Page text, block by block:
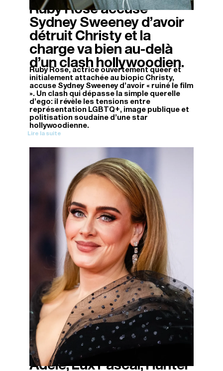
13/11/2025
Ruby Rose accuse
Sydney Sweeney d’avoir
détruit Christy et la
charge va bien au-delà
d’un clash hollywoodien.
Ruby Rose, actrice ouvertement queer et
initialement attachée au biopic Christy,
accuse Sydney Sweeney d'avoir « ruiné le film
». Un clash qui dépasse la simple querelle
d'ego: il révèle les tensions entre
représentation LGBTQ+, image publique et
politisation soudaine d'une star
hollywoodienne.
Lire la suite
13/11/2025
Adele, Lux Pascal, Hunter